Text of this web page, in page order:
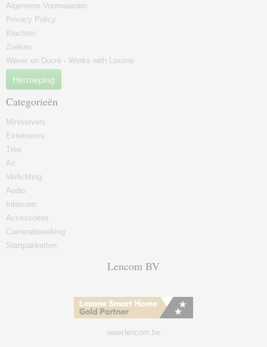
Algemene Voorwaarden
Privacy Policy
Klachten
Zoeken
Wever en Ducré - Works with Loxone
Herroeping
Categorieën
Miniservers
Extensions
Tree
Air
Verlichting
Audio
Intercom
Accessoires
Camerabewaking
Startpakketten
Lencom BV
www.lencom.be